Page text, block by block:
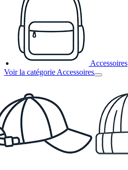
Accessoires
Voir la catégorie Accessoires